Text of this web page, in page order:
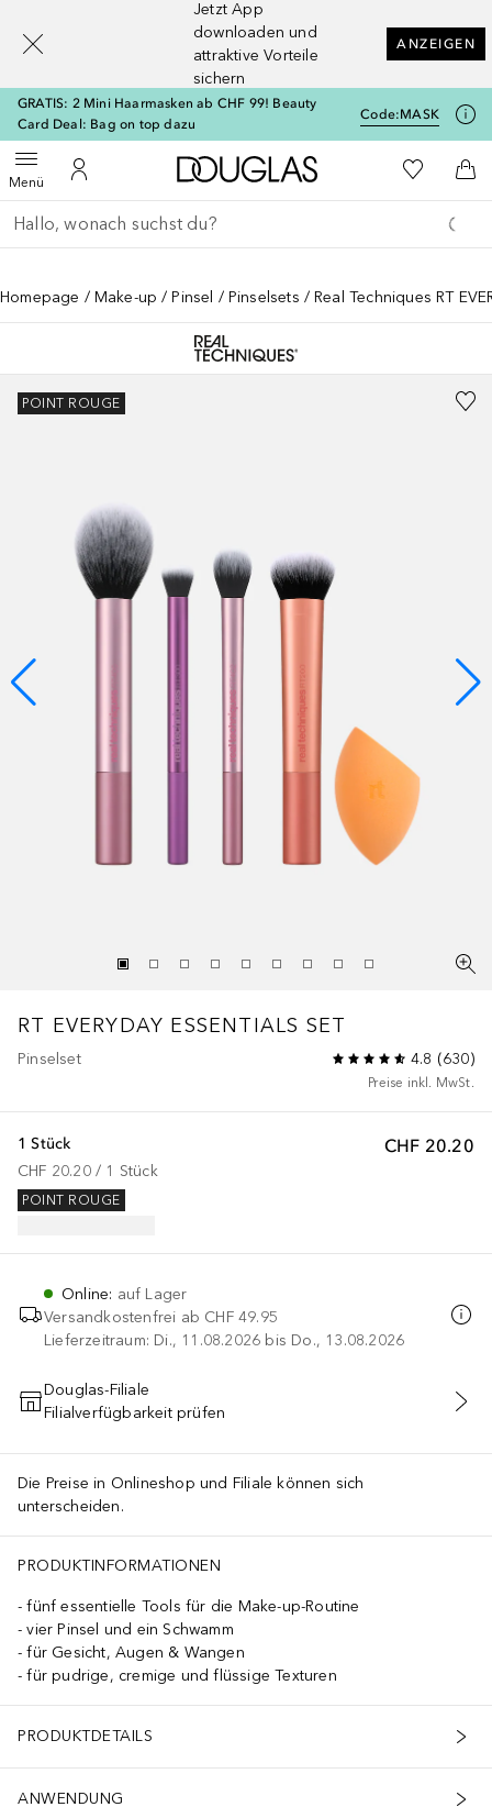
Jetzt App
downloaden und
attraktive Vorteile
sichern
ANZEIGEN
GRATIS: 2 Mini Haarmasken ab CHF 99! Beauty
Card Deal: Bag on top dazu
Code:MASK
MenüMenü öffnenZu Meinem Kundenkonto
Zur Douglas Startseite
Zu Meiner
Gehe zurück
Suche ausführen
Homepage Make-up Pinsel Pinselsets Real Techniques RT
POINT ROUGE
RT EVERYDAY ESSENTIALS SET
Pinselset 4.8 (630)
Preise inkl. MwSt.
CHF 20.20
1 Stück
CHF 20.20 / 1 Stück
POINT ROUGE
Online: auf Lager
Versandkostenfrei ab CHF 49.95
Lieferzeitraum: Di., 11.08.2026 bis Do., 13.08.2026
IN DEN WARENKORB
Douglas-Filiale
Filialverfügbarkeit prüfen
Die Preise in Onlineshop und Filiale können sich
unterscheiden.
PRODUKTINFORMATIONEN
fünf essentielle Tools für die Make-up-Routine
vier Pinsel und ein Schwamm
für Gesicht, Augen & Wangen
für pudrige, cremige und flüssige Texturen
PRODUKTDETAILS
ANWENDUNG
[navigation.slideout.screenreader]